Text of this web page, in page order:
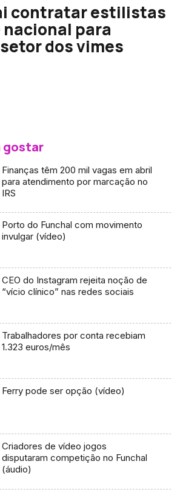
contratar estilistas
nacional para
dos vimes
gostar
Finanças têm 200 mil vagas em abril
para atendimento por marcação no
IRS
Porto do Funchal com movimento
invulgar (vídeo)
CEO do Instagram rejeita noção de
“vício clínico” nas redes sociais
Trabalhadores por conta recebiam
1.323 euros/mês
Ferry pode ser opção (vídeo)
Criadores de vídeo jogos
disputaram competição no Funchal
(áudio)